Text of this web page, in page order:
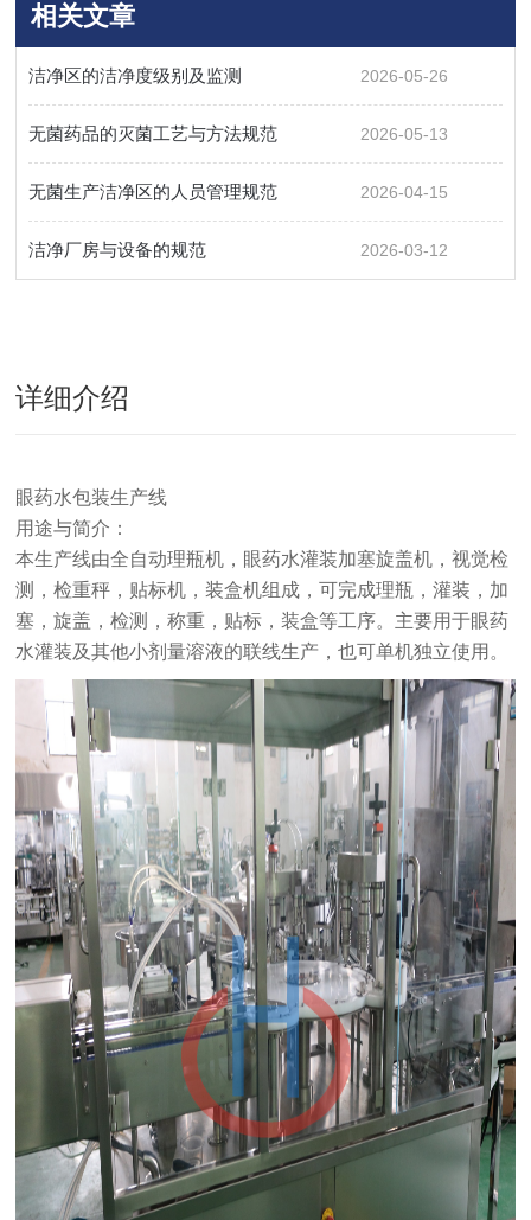
相关文章
洁净区的洁净度级别及监测 2026-05-26
无菌药品的灭菌工艺与方法规范 2026-05-13
无菌生产洁净区的人员管理规范 2026-04-15
洁净厂房与设备的规范 2026-03-12
详细介绍
眼药水包装生产线
用途与简介：
本生产线由全自动理瓶机，眼药水灌装加塞旋盖机，视觉检
测，检重秤，贴标机，装盒机组成，可完成理瓶，灌装，加
塞，旋盖，检测，称重，贴标，装盒等工序。主要用于眼药
水灌装及其他小剂量溶液的联线生产，也可单机独立使用。